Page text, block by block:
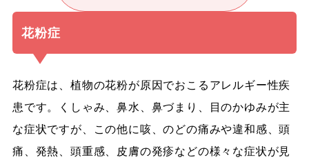
花粉症
花粉症は、植物の花粉が原因でおこるアレルギー性疾
患です。くしゃみ、鼻水、鼻づまり、目のかゆみが主
な症状ですが、この他に咳、のどの痛みや違和感、頭
痛、発熱、頭重感、皮膚の発疹などの様々な症状が見